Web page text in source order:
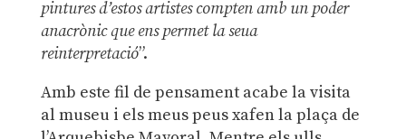
pintures d’estos artistes compten amb un poder
anacrònic que ens permet la seua
reinterpretació”.
Amb este fil de pensament acabe la visita
al museu i els meus peus xafen la plaça de